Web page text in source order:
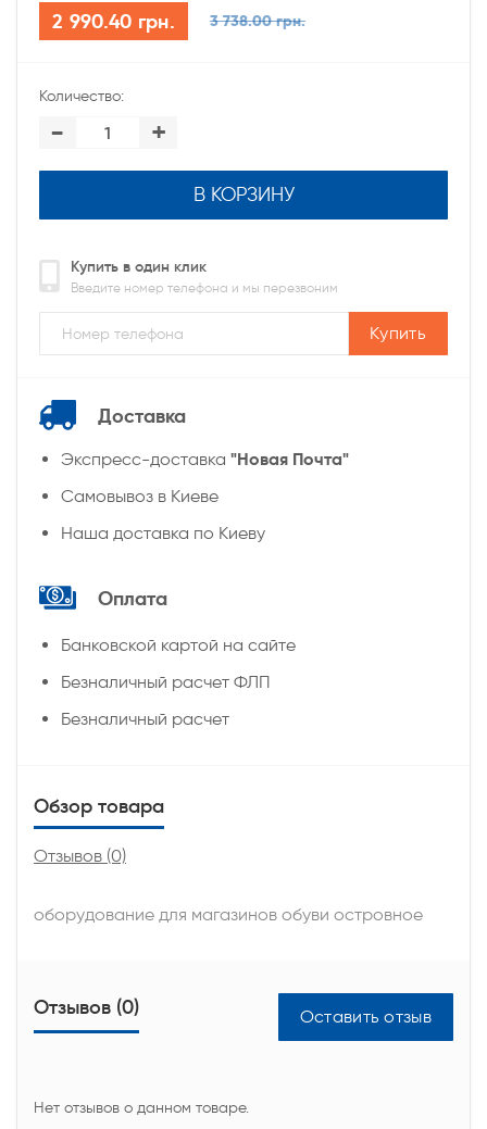
2 990.40 грн. 3 738.00 грн.
Количество:
- +
В КОРЗИНУ
Купить в один клик
Введите номер телефона и мы перезвоним
Купить
Доставка
Экспресс-доставка "Новая Почта"
Самовывоз в Киеве
Наша доставка по Киеву
Оплата
Банковской картой на сайте
Безналичный расчет ФЛП
Безналичный расчет
Обзор товара
Отзывов (0)
оборудование для магазинов обуви островное
Отзывов (0) Оставить отзыв
Нет отзывов о данном товаре.